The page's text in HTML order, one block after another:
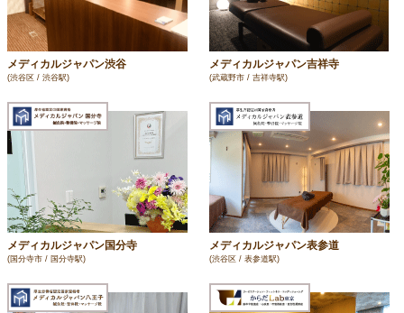
メディカルジャパン渋谷
(渋谷区 / 渋谷駅)
メディカルジャパン吉祥寺
(武蔵野市 / 吉祥寺駅)
メディカルジャパン国分寺
(国分寺市 / 国分寺駅)
メディカルジャパン表参道
(渋谷区 / 表参道駅)